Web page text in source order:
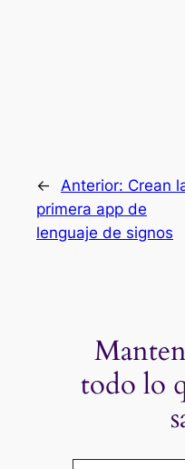
← Anterior: Crean
primera app de
lenguaje de signos
todo lo
Escribe tu correo electrónico…